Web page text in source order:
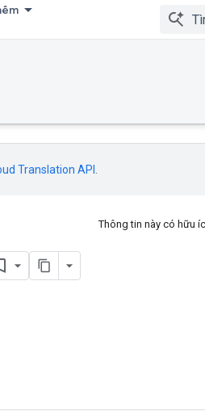
Translation API
Thông tin này có hữu